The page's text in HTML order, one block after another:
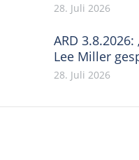
28. Juli 2026
ARD
Lee Miller
28. Juli 2026